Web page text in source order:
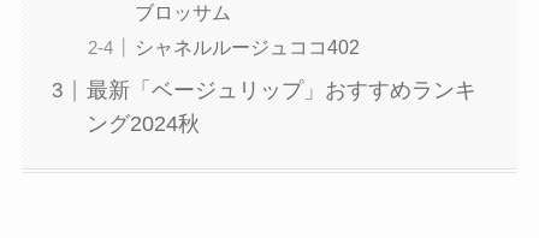
ブロッサム
シャネルルージュココ402
最新「ベージュリップ」おすすめランキ
ング2024秋